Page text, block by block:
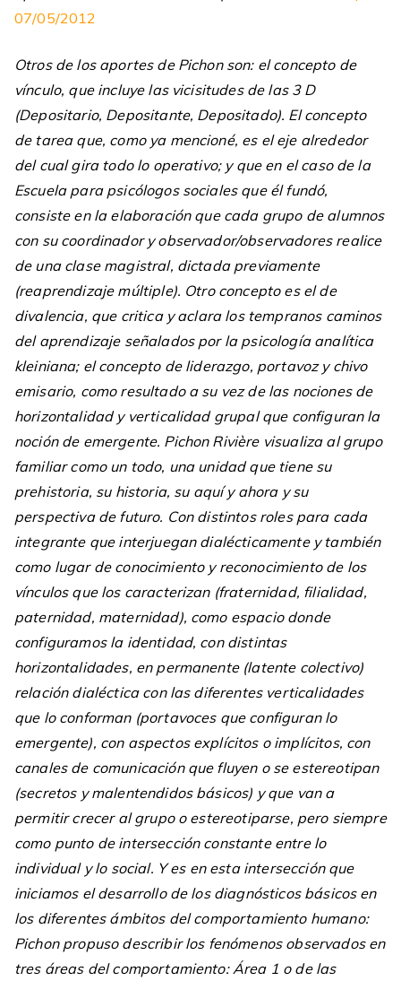
07/05/2012
Otros de los aportes de Pichon son: el concepto de
vínculo, que incluye las vicisitudes de las 3 D
(Depositario, Depositante, Depositado). El concepto
de tarea que, como ya mencioné, es el eje alrededor
del cual gira todo lo operativo; y que en el caso de la
Escuela para psicólogos sociales que él fundó,
consiste en la elaboración que cada grupo de alumnos
con su coordinador y observador/observadores realice
de una clase magistral, dictada previamente
(reaprendizaje múltiple). Otro concepto es el de
divalencia, que critica y aclara los tempranos caminos
del aprendizaje señalados por la psicología analítica
kleiniana; el concepto de liderazgo, portavoz y chivo
emisario, como resultado a su vez de las nociones de
horizontalidad y verticalidad grupal que configuran la
noción de emergente. Pichon Rivière visualiza al grupo
familiar como un todo, una unidad que tiene su
prehistoria, su historia, su aquí y ahora y su
perspectiva de futuro. Con distintos roles para cada
integrante que interjuegan dialécticamente y también
como lugar de conocimiento y reconocimiento de los
vínculos que los caracterizan (fraternidad, filialidad,
paternidad, maternidad), como espacio donde
configuramos la identidad, con distintas
horizontalidades, en permanente (latente colectivo)
relación dialéctica con las diferentes verticalidades
que lo conforman (portavoces que configuran lo
emergente), con aspectos explícitos o implícitos, con
canales de comunicación que fluyen o se estereotipan
(secretos y malentendidos básicos) y que van a
permitir crecer al grupo o estereotiparse, pero siempre
como punto de intersección constante entre lo
individual y lo social. Y es en esta intersección que
iniciamos el desarrollo de los diagnósticos básicos en
los diferentes ámbitos del comportamiento humano:
Pichon propuso describir los fenómenos observados en
tres áreas del comportamiento: Área 1 o de las